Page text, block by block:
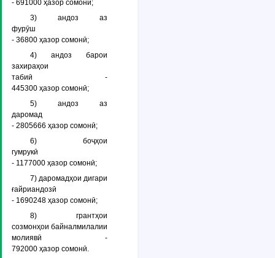
- 691000 ҳазор сомонӣ;
3) андоз аз
фурӯш
- 36800 ҳазор сомонӣ;
4) андоз барои
захираҳои
табиӣ -
445300 ҳазор сомонӣ;
5) андоз аз
даромад
- 2805666 ҳазор сомонӣ;
6) боҷҳои
гумрукӣ
- 1177000 ҳазор сомонӣ;
7) даромадҳои дигари
ғайриандозӣ
- 1690248 ҳазор сомонӣ;
8) грантҳои
созмонҳои байналмилалии
молиявӣ -
792000 ҳазор сомонӣ.